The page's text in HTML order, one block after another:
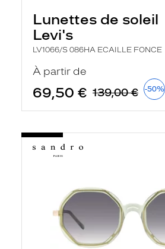
Lunettes de soleil
Levi's
LV1066/S 086HA ECAILLE FONCE
À partir de
69,50 € 139,00 € -50%